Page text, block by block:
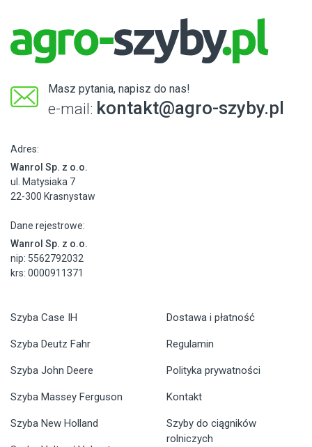
Masz pytania, napisz do nas!
e-mail: kontakt@agro-szyby.pl
Adres:
Wanrol Sp. z o.o.
ul. Matysiaka 7
22-300 Krasnystaw
Dane rejestrowe:
Wanrol Sp. z o.o.
nip: 5562792032
krs: 0000911371
Szyba Case IH
Szyba Deutz Fahr
Szyba John Deere
Szyba Massey Ferguson
Szyba New Holland
Dostawa i płatność
Regulamin
Polityka prywatności
Kontakt
Szyby do ciągników
rolniczych